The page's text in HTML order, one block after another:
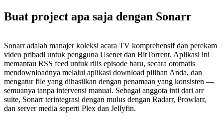
Buat project apa saja dengan Sonarr
Sonarr adalah manajer koleksi acara TV komprehensif dan perekam
video pribadi untuk pengguna Usenet dan BitTorrent. Aplikasi ini
memantau RSS feed untuk rilis episode baru, secara otomatis
mendownloadnya melalui aplikasi download pilihan Anda, dan
mengatur file yang dihasilkan dengan penamaan yang konsisten —
semuanya tanpa intervensi manual. Sebagai anggota inti dari arr
suite, Sonarr terintegrasi dengan mulus dengan Radarr, Prowlarr,
dan server media seperti Plex dan Jellyfin.